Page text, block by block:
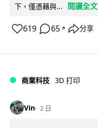
下，僅憑藉與...
閱讀全文
619 65 ↗ 分享
商業科技 3D 打印
Vin 2 日